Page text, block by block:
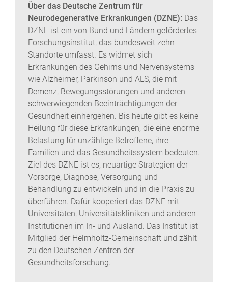
Über das Deutsche Zentrum für
Neurodegenerative Erkrankungen (DZNE): Das
DZNE ist ein von Bund und Ländern gefördertes
Forschungsinstitut, das bundesweit zehn
Standorte umfasst. Es widmet sich
Erkrankungen des Gehirns und Nervensystems
wie Alzheimer, Parkinson und ALS, die mit
Demenz, Bewegungsstörungen und anderen
schwerwiegenden Beeinträchtigungen der
Gesundheit einhergehen. Bis heute gibt es keine
Heilung für diese Erkrankungen, die eine enorme
Belastung für unzählige Betroffene, ihre
Familien und das Gesundheitssystem bedeuten.
Ziel des DZNE ist es, neuartige Strategien der
Vorsorge, Diagnose, Versorgung und
Behandlung zu entwickeln und in die Praxis zu
überführen. Dafür kooperiert das DZNE mit
Universitäten, Universitätskliniken und anderen
Institutionen im In- und Ausland. Das Institut ist
Mitglied der Helmholtz-Gemeinschaft und zählt
zu den Deutschen Zentren der
Gesundheitsforschung.